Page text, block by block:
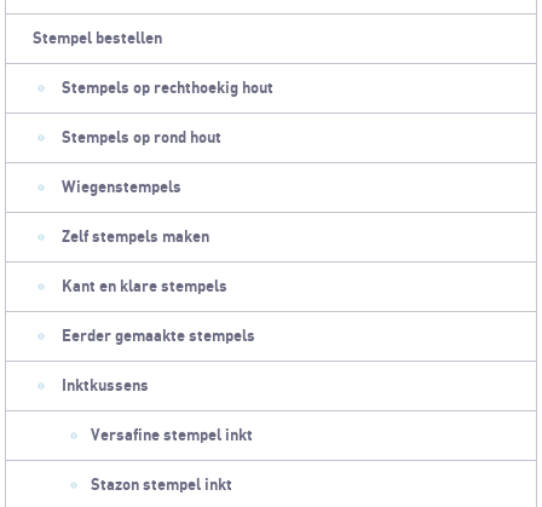
Stempel bestellen
Stempels op rechthoekig hout
Stempels op rond hout
Wiegenstempels
Zelf stempels maken
Kant en klare stempels
Eerder gemaakte stempels
Inktkussens
Versafine stempel inkt
Stazon stempel inkt